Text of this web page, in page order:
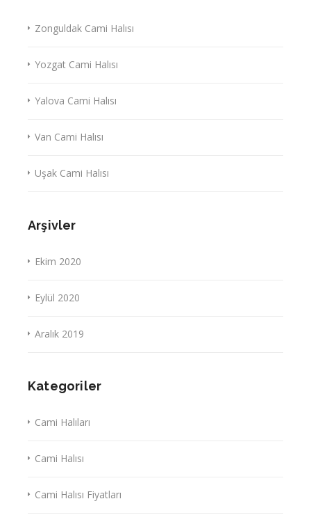
Zonguldak Cami Halısı
Yozgat Cami Halısı
Yalova Cami Halısı
Van Cami Halısı
Uşak Cami Halısı
Arşivler
Ekim 2020
Eylül 2020
Aralık 2019
Kategoriler
Cami Halıları
Cami Halısı
Cami Halısı Fiyatları